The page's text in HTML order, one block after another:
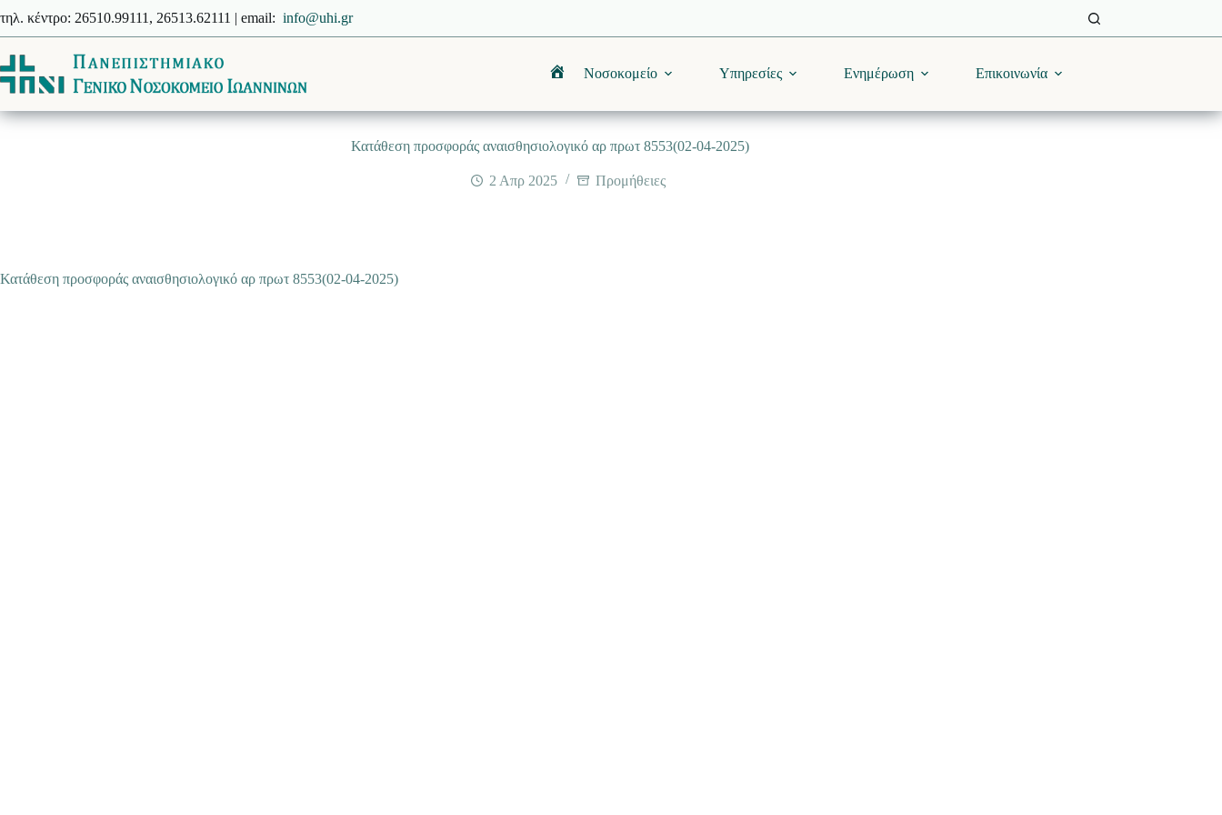
στο
περιεχόμενο
τηλ. κέντρο: 26510.99111, 26513.62111 | email: info@uhi.gr
ΑρχικήΝοσοκομείο Υπηρεσίες Ενημέρωση Επικοινωνία
Κατάθεση προσφοράς αναισθησιολογικό αρ πρωτ 8553(02-04-2025)
2 Απρ 2025 Προμήθειες
Κατάθεση προσφοράς αναισθησιολογικό αρ πρωτ 8553(02-04-2025)